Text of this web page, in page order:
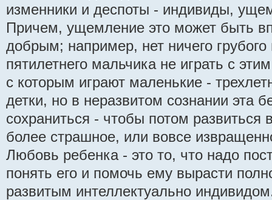
изменники и деспоты - индивиды,
Причем, ущемление это может быть
добрым; например, нет ничего
пятилетнего мальчика не играть с
с которым играют маленькие -
детки, но в неразвитом сознании эта
сохраниться - чтобы потом развиться
более страшное, или вовсе
Любовь ребенка - это то, что надо
понять его и помочь ему вырасти
развитым интеллектуально